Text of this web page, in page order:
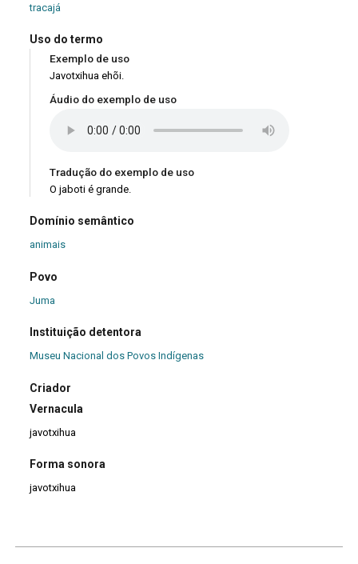
tracajá
Uso do termo
Exemplo de uso
Javotxihua ehõi.
Áudio do exemplo de uso
Tradução do exemplo de uso
O jaboti é grande.
Domínio semântico
animais
Povo
Juma
Instituição detentora
Museu Nacional dos Povos Indígenas
Criador
Vernacula
javotxihua
Forma sonora
javotxihua